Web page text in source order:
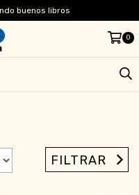
buenos libros
0
FILTRAR